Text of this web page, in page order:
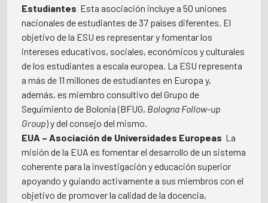
Estudiantes  Esta asociación incluye a 50 uniones
nacionales de estudiantes de 37 países diferentes. El
objetivo de la ESU es representar y fomentar los
intereses educativos, sociales, económicos y culturales
de los estudiantes a escala europea. La ESU representa
a más de 11 millones de estudiantes en Europa y,
además, es miembro consultivo del Grupo de
Seguimiento de Bolonia (BFUG, Bologna Follow-up
Group) y del consejo del mismo.
EUA – Asociación de Universidades Europeas  La
misión de la EUA es fomentar el desarrollo de un sistema
coherente para la investigación y educación superior
apoyando y guiando activamente a sus miembros con el
objetivo de promover la calidad de la docencia,